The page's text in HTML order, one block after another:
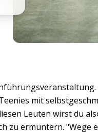
mit
Leuten wirst du
zu ermuntern. "Wege